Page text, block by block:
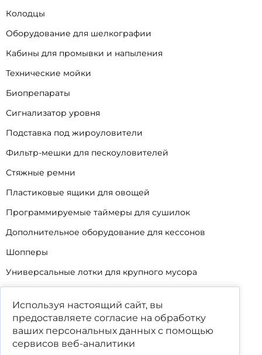
Колодцы
Оборудование для шелкографии
Кабины для промывки и напыления
Технические мойки
Биопрепараты
Сигнализатор уровня
Подставка под жироуловители
Фильтр-мешки для пескоуловителей
Стяжные ремни
Пластиковые ящики для овощей
Программируемые таймеры для сушилок
Дополнительное оборудование для кессонов
Шопперы
Универсальные лотки для крупного мусора
Уцененные товары
Используя настоящий сайт, вы
предоставляете согласие на обработку
ваших персональных данных с помощью
сервисов веб-аналитики